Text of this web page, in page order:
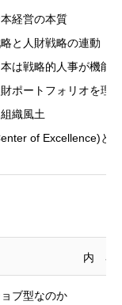
経営の本質
と人財戦略の連動
は戦略的人事が機能
ポートフォリオを理
織風土
of Excellence)と
内 容
ブ型なのか